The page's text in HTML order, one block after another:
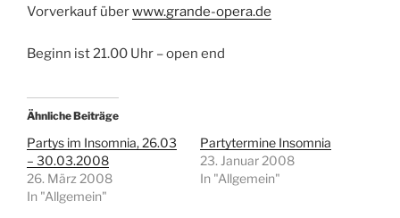
Vorverkauf überwww.grande-opera.de
Beginn ist 21.00 Uhr – open end
Ähnliche Beiträge
Partys im Insomnia, 26.03
– 30.03.2008
26. März 2008
In "Allgemein"
Partytermine Insomnia
23. Januar 2008
In "Allgemein"